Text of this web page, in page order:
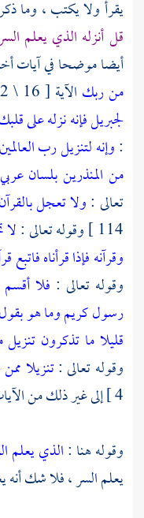
يقرأ ولا يكتب ، وما
قل أنزله الذي يعلم
أيضا موضحا في آيات
من ربك الآية [ 16 \ 102 ] وقوله تعالى :
لجبريل فإنه نزله على
:وإنه لتنزيل رب
من المنذرينبلسان
تعالى :ولا تعجل
114 ] وقوله تعالى :
وقرآنهفإذا قرأناه فاتبع
وقوله تعالى : فلا
رسول كريموما هو
قليلا ما تذكرون
وقوله تعالى :تنزيلا
4 ] إلى غير ذلك من الآيات .
وقوله هنا :الذي يعلم
يعلم السر ، فلا شك أنه